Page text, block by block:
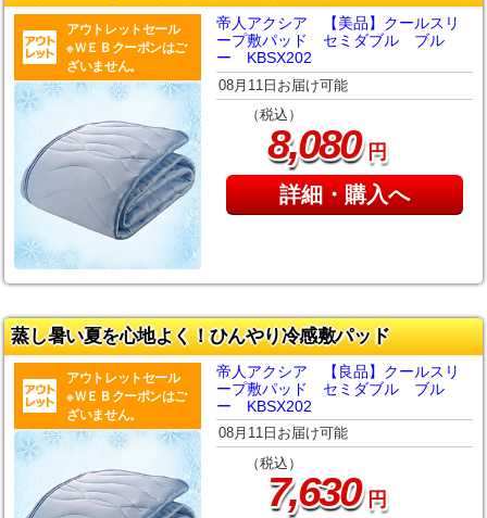
アウトレットセール
※ＷＥＢクーポンはご
ざいません。
帝人アクシア 【美品】クールスリ
ープ敷パッド セミダブル ブル
ー KBSX202
08月11日お届け可能
（税込）
8,080円
詳細・購入へ
蒸し暑い夏を心地よく！ひんやり冷感敷パッド
アウトレットセール
※ＷＥＢクーポンはご
ざいません。
帝人アクシア 【良品】クールスリ
ープ敷パッド セミダブル ブル
ー KBSX202
08月11日お届け可能
（税込）
7,630円